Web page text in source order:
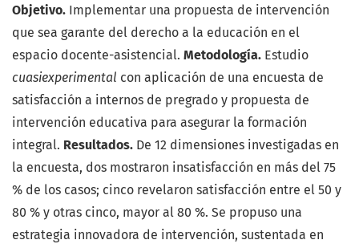
Objetivo. Implementar una propuesta de intervención
que sea garante del derecho a la educación en el
espacio docente-asistencial. Metodología. Estudio
cuasiexperimental con aplicación de una encuesta de
satisfacción a internos de pregrado y propuesta de
intervención educativa para asegurar la formación
integral. Resultados. De 12 dimensiones investigadas en
la encuesta, dos mostraron insatisfacción en más del 75
% de los casos; cinco revelaron satisfacción entre el 50 y
80 % y otras cinco, mayor al 80 %. Se propuso una
estrategia innovadora de intervención, sustentada en